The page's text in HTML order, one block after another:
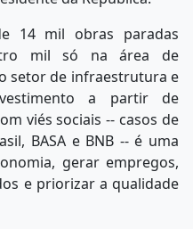
14 mil obras paradas
mil só na área de
setor de infraestrutura e
a partir de
viés sociais -- casos de
BASA e BNB -- é uma
gerar empregos,
e priorizar a qualidade